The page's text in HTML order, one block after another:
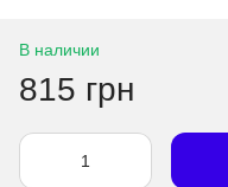
В наличии
815 грн